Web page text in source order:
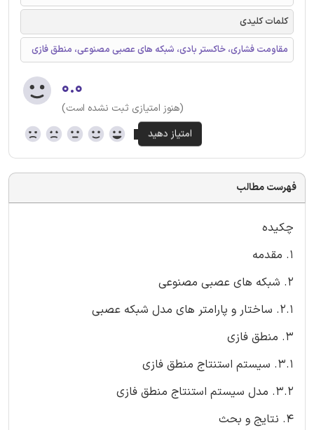
کلمات کلیدی
مقاومت فشاری، خاکستر بادی، شبکه های عصبی مصنوعی، منطق فازی
۰.۰
(هنوز امتیازی ثبت نشده است)
فهرست مطالب
چکیده
1. مقدمه
2. شبکه های عصبی مصنوعی
2.1. ساختار و پارامتر های مدل شبکه عصبی
3. منطق فازی
3.1. سیستم استنتاج منطق فازی
3.2. مدل سیستم استنتاج منطق فازی
4. نتایج و بحث